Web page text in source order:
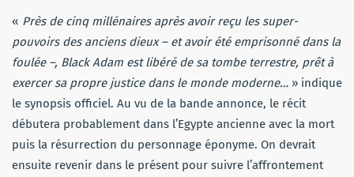
« Près de cinq millénaires après avoir reçu les super-
pouvoirs des anciens dieux – et avoir été emprisonné dans la
foulée –, Black Adam est libéré de sa tombe terrestre, prêt à
exercer sa propre justice dans le monde moderne… » indique
le synopsis officiel. Au vu de la bande annonce, le récit
débutera probablement dans l’Egypte ancienne avec la mort
puis la résurrection du personnage éponyme. On devrait
ensuite revenir dans le présent pour suivre l’affrontement